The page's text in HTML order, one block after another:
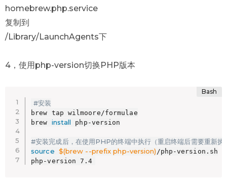
homebrew.php.service
复制到
/Library/LaunchAgents下
4，使用php-version切换PHP版本
#安装
brew tap wilmoore/formulae
brew install php-version
#安装完成后，在使用PHP的终端中执行（重启终端后需要重新执
source $(brew --prefix php-version) /php-version.sh
php-version 7.4